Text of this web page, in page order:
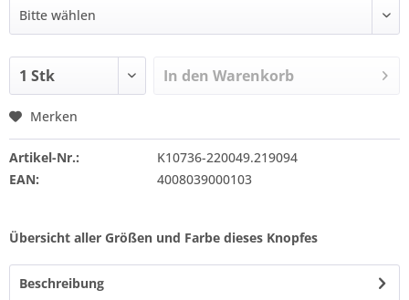
In den Warenkorb
Merken
Artikel-Nr.:
K10736-220049.219094
EAN:
4008039000103
Übersicht aller Größen und Farbe dieses Knopfes
Beschreibung